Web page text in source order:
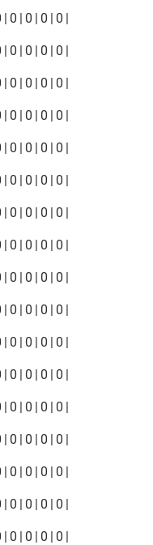
0 | 0 | 0 | 0 |
0 | 0 | 0 | 0 |
0 | 0 | 0 | 0 |
0 | 0 | 0 | 0 |
0 | 0 | 0 | 0 |
0 | 0 | 0 | 0 |
0 | 0 | 0 | 0 |
0 | 0 | 0 | 0 |
0 | 0 | 0 | 0 |
0 | 0 | 0 | 0 |
0 | 0 | 0 | 0 |
0 | 0 | 0 | 0 |
0 | 0 | 0 | 0 |
0 | 0 | 0 | 0 |
0 | 0 | 0 | 0 |
0 | 0 | 0 | 0 |
0 | 0 | 0 | 0 |